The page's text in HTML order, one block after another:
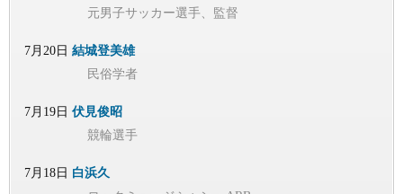
元男子サッカー選手、監督
7月20日 結城登美雄
民俗学者
7月19日 伏見俊昭
競輪選手
7月18日 白浜久